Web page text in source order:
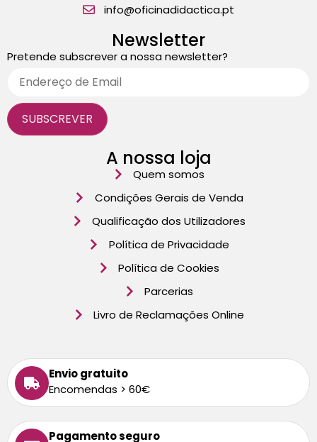
info@oficinadidactica.pt
Newsletter
Pretende subscrever a nossa newsletter?
A nossa loja
Quem somos
Condições Gerais de Venda
Qualificação dos Utilizadores
Política de Privacidade
Política de Cookies
Parcerias
Livro de Reclamações Online
Envio gratuito
Encomendas > 60€
Pagamento seguro